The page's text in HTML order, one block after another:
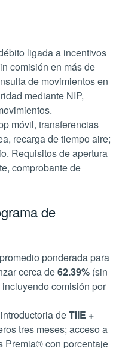
ligada a incentivos
comisión en más de
de movimientos en
mediante NIP,
móvil, transferencias
recarga de tiempo aire;
Requisitos de apertura
comprobante de
de
ponderada para
cerca de62.39% (sin
incluyendo comisión por
deTIIE +
tres meses; acceso a
Premia®con porcentaje